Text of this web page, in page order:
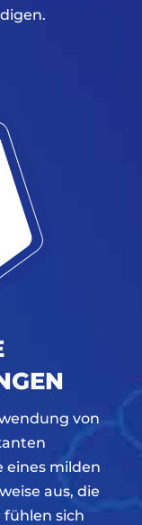
von
eines milden
aus, die
fühlen sich